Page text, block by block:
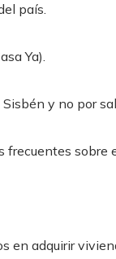
país.
Ya).
y no por
frecuentes sobre
​​en adquirir